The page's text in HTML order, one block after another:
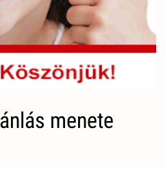
menete